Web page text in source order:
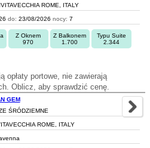
ROME, ITALY
do: 23/08/2026 nocy: 7
Z Oknem
970
Z Balkonem
1.700
Typu Suite
2.344
opłaty portowe, nie zawierają
Oblicz, aby sprawdzić cenę.
GEM
ŚRÓDZIEMNE
ROME, ITALY